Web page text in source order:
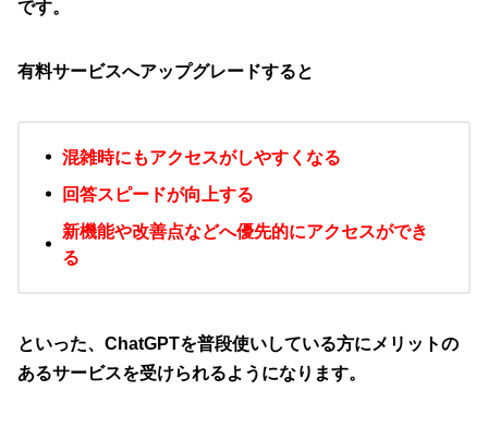
です。
有料サービスへアップグレードすると
混雑時にもアクセスがしやすくなる
回答スピードが向上する
新機能や改善点などへ優先的にアクセスができ
る
といった、ChatGPTを普段使いしている方にメリットの
あるサービスを受けられるようになります。